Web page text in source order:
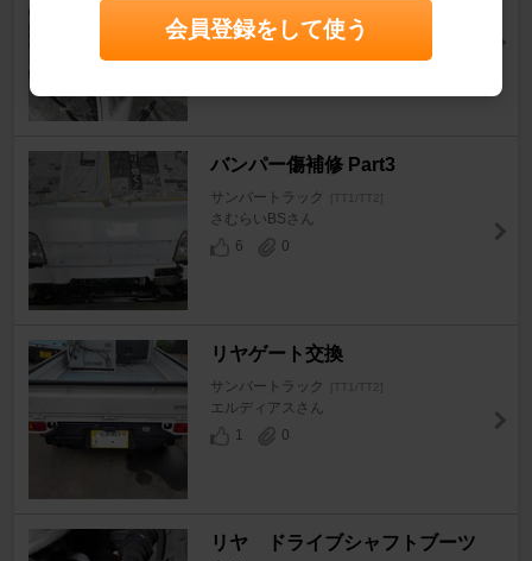
さむらいBSさん
7
0
バンパー傷補修 Part3
サンバートラック
さむらいBSさん
6
0
リヤゲート交換
サンバートラック
エルディアスさん
1
0
リヤ ドライブシャフトブーツ
会員登録をして使う